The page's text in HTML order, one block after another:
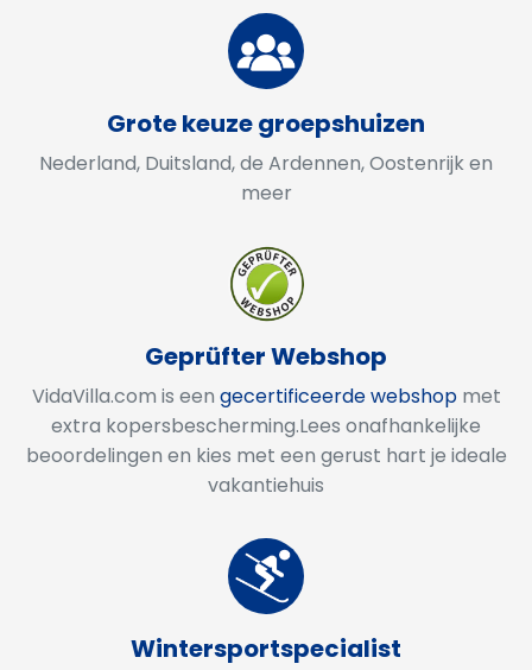
Grote keuze groepshuizen
Nederland, Duitsland, de Ardennen, Oostenrijk en
meer
Geprüfter Webshop
VidaVilla.com is een gecertificeerde webshopmet
extra kopersbescherming.​​​​​​​Lees onafhankelijke
beoordelingen en kies met een gerust hart je ideale
vakantiehuis
Wintersportspecialist